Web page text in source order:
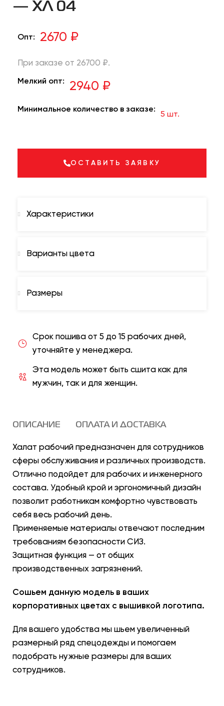
— ХЛ 04
Опт: 2670 ₽
При заказе от 26700 ₽.
Мелкий опт: 2940 ₽
Минимальное количество в заказе:
5 шт.
ОСТАВИТЬ ЗАЯВКУ
Характеристики
Варианты цвета
Размеры
Срок пошива от 5 до 15 рабочих дней,
уточняйте у менеджера.
Эта модель может быть сшита как для
мужчин, так и для женщин.
ОПИСАНИЕ ОПЛАТА И ДОСТАВКА
Халат рабочий предназначен для сотрудников
сферы обслуживания и различных производств.
Отлично подойдет для рабочих и инженерного
состава. Удобный крой и эргономичный дизайн
позволит работникам комфортно чувствовать
себя весь рабочий день.
Применяемые материалы отвечают последним
требованиям безопасности СИЗ.
Защитная функция — от общих
производственных загрязнений.
Сошьем данную модель в ваших
корпоративных цветах с вышивкой логотипа.
Для вашего удобства мы шьем увеличенный
размерный ряд спецодежды и помогаем
подобрать нужные размеры для ваших
сотрудников.